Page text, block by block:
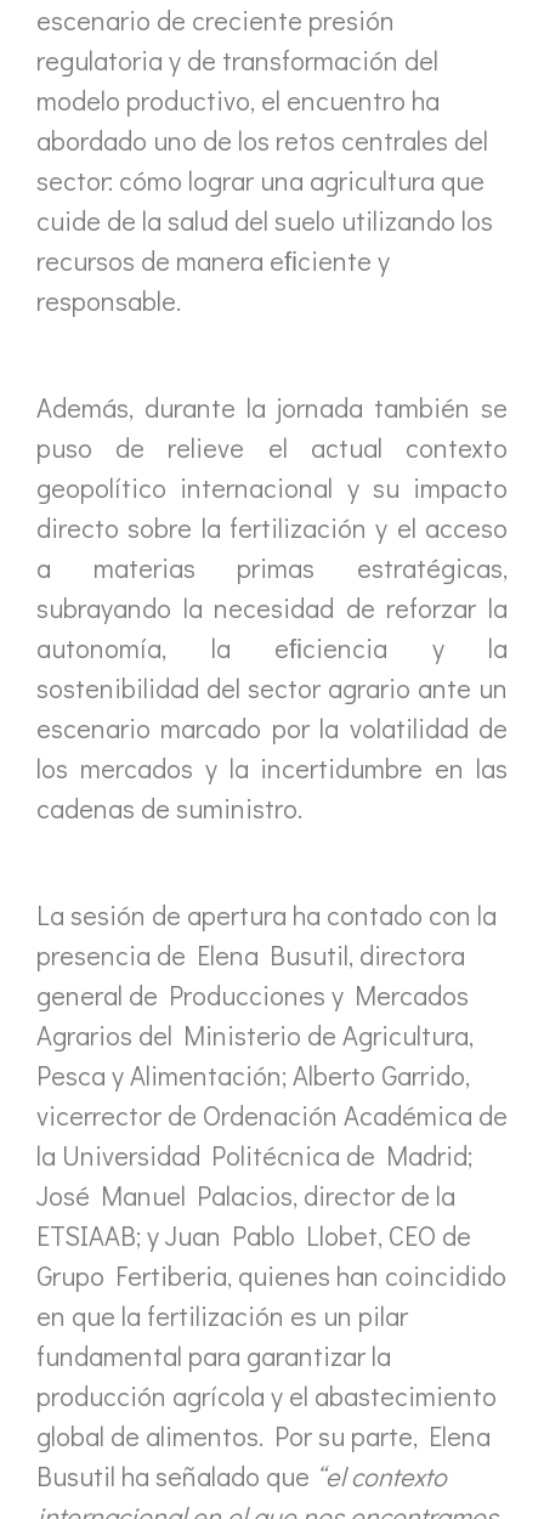
escenario de creciente presión
regulatoria y de transformación del
modelo productivo, el encuentro ha
abordado uno de los retos centrales del
sector: cómo lograr una agricultura que
cuide de la salud del suelo utilizando los
recursos de manera eﬁciente y
responsable.
Además, durante la jornada también se
puso de relieve el actual contexto
geopolítico internacional y su impacto
directo sobre la fertilización y el acceso
a materias primas estratégicas,
subrayando la necesidad de reforzar la
autonomía, la eﬁciencia y la
sostenibilidad del sector agrario ante un
escenario marcado por la volatilidad de
los mercados y la incertidumbre en las
cadenas de suministro.
La sesión de apertura ha contado con la
presencia de Elena Busutil, directora
general de Producciones y Mercados
Agrarios del Ministerio de Agricultura,
Pesca y Alimentación; Alberto Garrido,
vicerrector de Ordenación Académica de
la Universidad Politécnica de Madrid;
José Manuel Palacios, director de la
ETSIAAB; y Juan Pablo Llobet, CEO de
Grupo Fertiberia, quienes han coincidido
en que la fertilización es un pilar
fundamental para garantizar la
producción agrícola y el abastecimiento
global de alimentos. Por su parte, Elena
Busutil ha señalado que “el contexto